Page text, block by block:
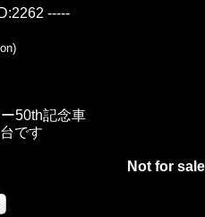
-----
50th記念車
です
Not for sale